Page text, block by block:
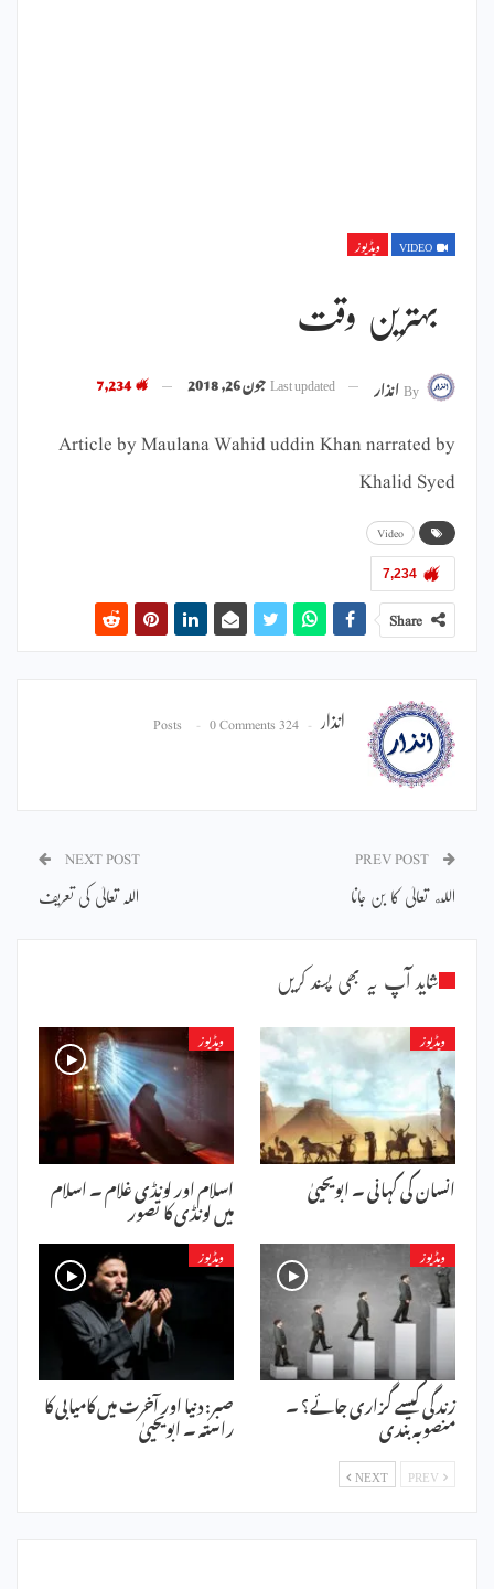
ویڈیوز
بہترین وقت
Byانذار Last updatedجون 26, 2018 7,234
Article by Maulana Wahid uddin Khan narrated by
Khalid Syed
Video
7,234
Share
انذار 324 Posts
0 Comments
الله تعالیٰ کا بن جانا
NEXT POST
اللہ تعالیٰ کی تعریف
شاید آپ یہ بھی پسند کریں
ویڈیوز
انسان کی کہانی ۔ ابویحییٰ
ویڈیوز
اسلام اور لونڈی غلام ۔ اسلام
میں لونڈی کا تصور
ویڈیوز
زندگی کیسے گزاری جائے؟ ۔
منصوبہ بندی
ویڈیوز
صبر: دنیا اور آخرت میں کامیابی کا
راستہ ۔ ابویحییٰ
NEXT